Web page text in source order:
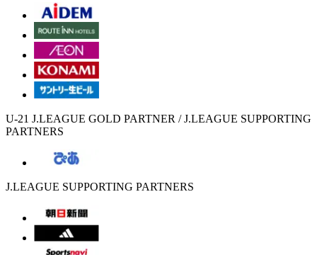
U-21 J.LEAGUE GOLD PARTNER / J.LEAGUE SUPPORTING
PARTNERS
J.LEAGUE SUPPORTING PARTNERS